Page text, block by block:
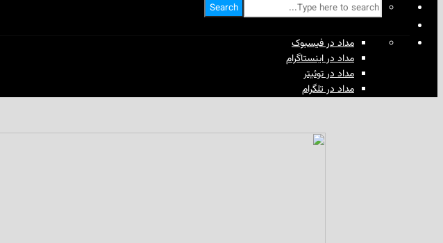
Search
مداد در فیسبوک
مداد در اینستاگرام
مداد در توئیتر
مداد در تلگرام